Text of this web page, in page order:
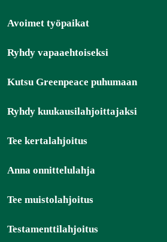
Avoimet työpaikat
Ryhdy vapaaehtoiseksi
Kutsu Greenpeace puhumaan
Ryhdy kuukausilahjoittajaksi
Tee kertalahjoitus
Anna onnittelulahja
Tee muistolahjoitus
Testamenttilahjoitus